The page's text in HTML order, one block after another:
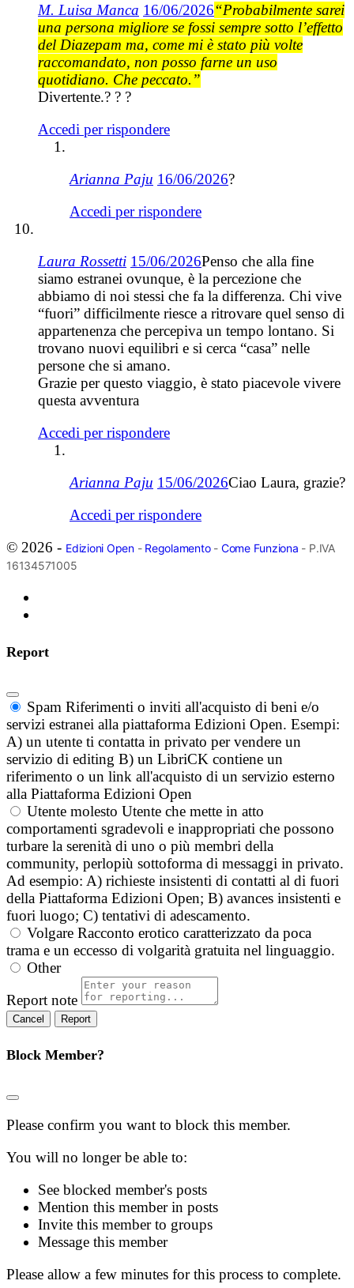
M. Luisa Manca 16/06/2026“Probabilmente sarei
una persona migliore se fossi sempre sotto l’effetto
del Diazepam ma, come mi è stato più volte
raccomandato, non posso farne un uso
quotidiano. Che peccato.”
Divertente.? ? ?
Accedi per rispondere
Arianna Paju 16/06/2026?
Accedi per rispondere
Laura Rossetti 15/06/2026Penso che alla fine
siamo estranei ovunque, è la percezione che
abbiamo di noi stessi che fa la differenza. Chi vive
“fuori” difficilmente riesce a ritrovare quel senso di
appartenenza che percepiva un tempo lontano. Si
trovano nuovi equilibri e si cerca “casa” nelle
persone che si amano.
Grazie per questo viaggio, è stato piacevole vivere
questa avventura
Accedi per rispondere
Arianna Paju 15/06/2026Ciao Laura, grazie?
Accedi per rispondere
© 2026 - Edizioni Open- Regolamento- Come Funziona - P.IVA
16134571005
Report
Spam Riferimenti o inviti all'acquisto di beni e/o
servizi estranei alla piattaforma Edizioni Open. Esempi:
A) un utente ti contatta in privato per vendere un
servizio di editing B) un LibriCK contiene un
riferimento o un link all'acquisto di un servizio esterno
alla Piattaforma Edizioni Open
Utente molesto Utente che mette in atto
comportamenti sgradevoli e inappropriati che possono
turbare la serenità di uno o più membri della
community, perlopiù sottoforma di messaggi in privato.
Ad esempio: A) richieste insistenti di contatti al di fuori
della Piattaforma Edizioni Open; B) avances insistenti e
fuori luogo; C) tentativi di adescamento.
Volgare Racconto erotico caratterizzato da poca
trama e un eccesso di volgarità gratuita nel linguaggio.
Other
Report note
Report
Block Member?
Please confirm you want to block this member.
You will no longer be able to:
See blocked member's posts
Mention this member in posts
Invite this member to groups
Message this member
Please allow a few minutes for this process to complete.